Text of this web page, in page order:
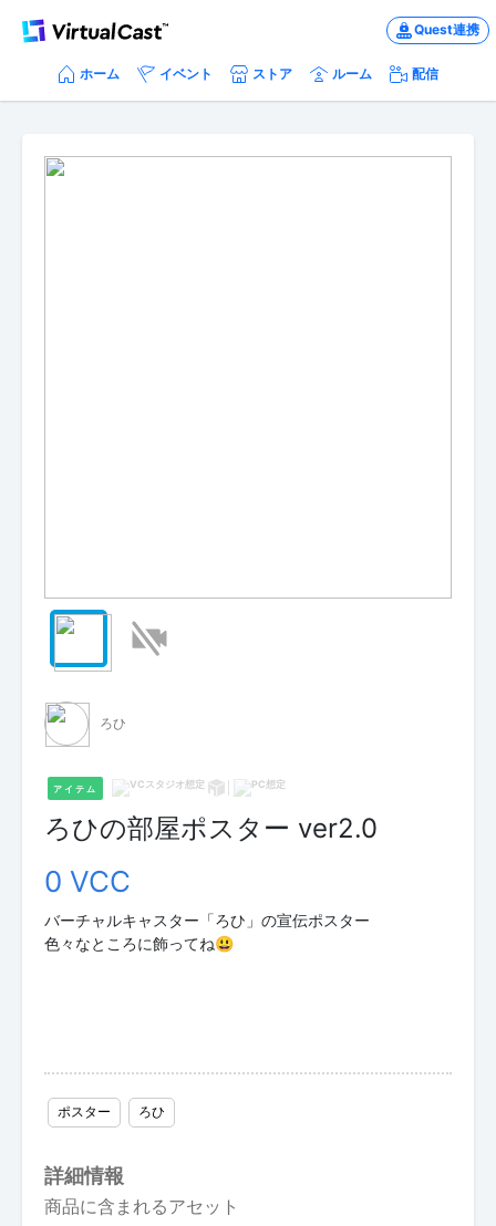
Quest連携
ホーム イベント ストア ルーム 配信
ろひ
アイテム
ろひの部屋ポスター ver2.0
0 VCC
バーチャルキャスター「ろひ」の宣伝ポスター
色々なところに飾ってね😃
ポスター ろひ
詳細情報
商品に含まれるアセット